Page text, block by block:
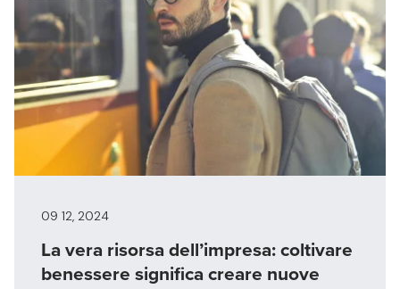
09 12, 2024
La vera risorsa dell’impresa: coltivare
benessere significa creare nuove